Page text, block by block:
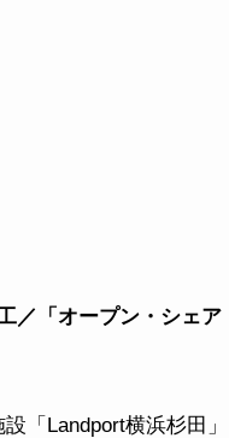
／「オープン・シェア
「Landport横浜杉田」